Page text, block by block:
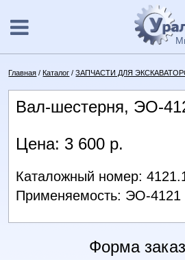
Главная /Каталог /ЗАПЧАСТИ ДЛЯ
Вал-шестерня, ЭО-
Цена: 3 600 р.
Каталожный номер:
Применяемость: ЭО-4121
Форма